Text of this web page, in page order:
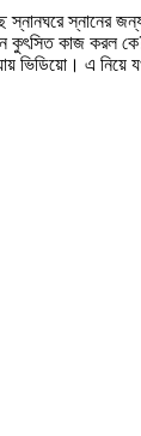
স্নানঘরে স্নানের
কাজ করল কে?
ভিডিয়ো। এ নিয়ে